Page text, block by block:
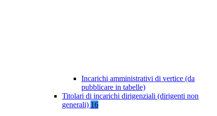
Incarichi amministrativi di vertice (da
pubblicare in tabelle)
Titolari di incarichi dirigenziali (dirigenti non
generali) 16